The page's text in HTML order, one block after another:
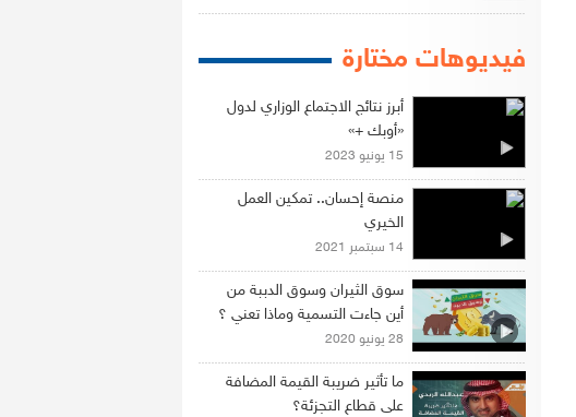
فيديوهات مختارة
أبرز نتائج الاجتماع الوزاري لدول
«أوبك +»
15 يونيو 2023
منصة إحسان.. تمكين العمل
الخيري
14 سبتمبر 2021
سوق الثيران وسوق الدببة من
أين جاءت التسمية وماذا تعني ؟
28 يونيو 2020
ما تأثير ضريبة القيمة المضافة
على قطاع التجزئة؟